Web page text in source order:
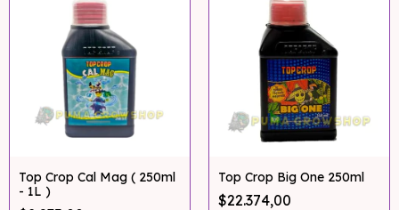
Top Crop Cal Mag ( 250ml
- 1L )
Top Crop Big One 250ml
$22.374,00